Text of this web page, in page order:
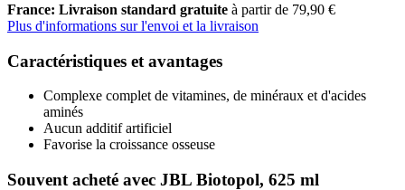
France: Livraison standard gratuite à partir de 79,90 €
Plus d'informations sur l'envoi et la livraison
Caractéristiques et avantages
Complexe complet de vitamines, de minéraux et d'acides
aminés
Aucun additif artificiel
Favorise la croissance osseuse
Souvent acheté avec JBL Biotopol, 625 ml